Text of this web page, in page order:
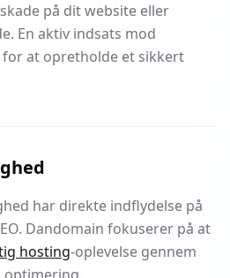
på dit website eller
En aktiv indsats mod
at opretholde et sikkert
har direkte indflydelse på
Dandomain fokuserer på at
hosting-oplevelse gennem